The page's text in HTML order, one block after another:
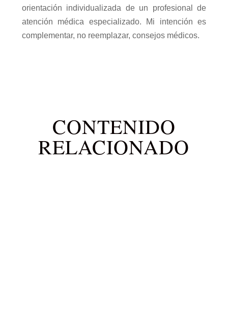
orientación individualizada de un profesional de
atención médica especializado. Mi intención es
complementar, no reemplazar, consejos médicos.
CONTENIDO
RELACIONADO